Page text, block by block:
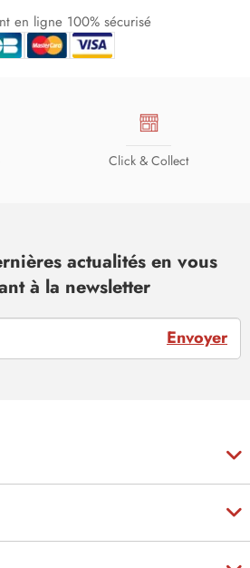
en ligne 100% sécurisé
Click & Collect
actualités en vous
à la newsletter
Envoyer